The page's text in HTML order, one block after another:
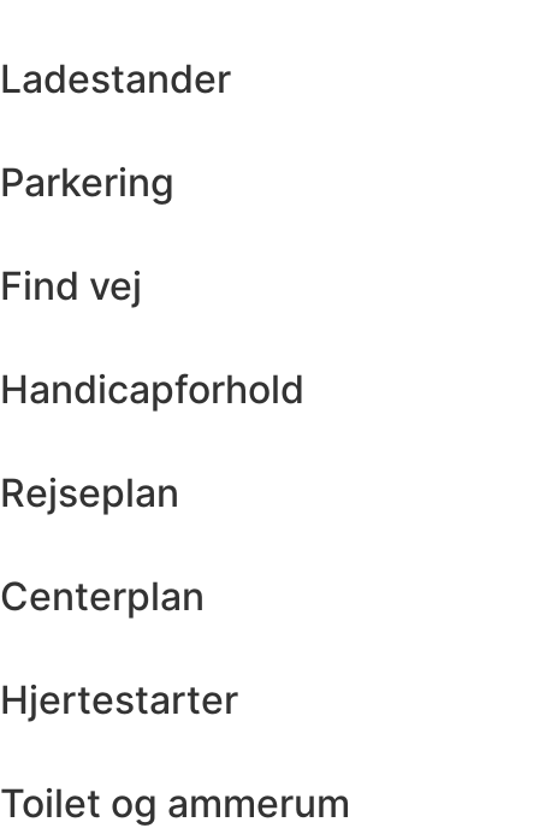
Ladestander
Parkering
Find vej
Handicapforhold
Rejseplan
Centerplan
Hjertestarter
Toilet og ammerum